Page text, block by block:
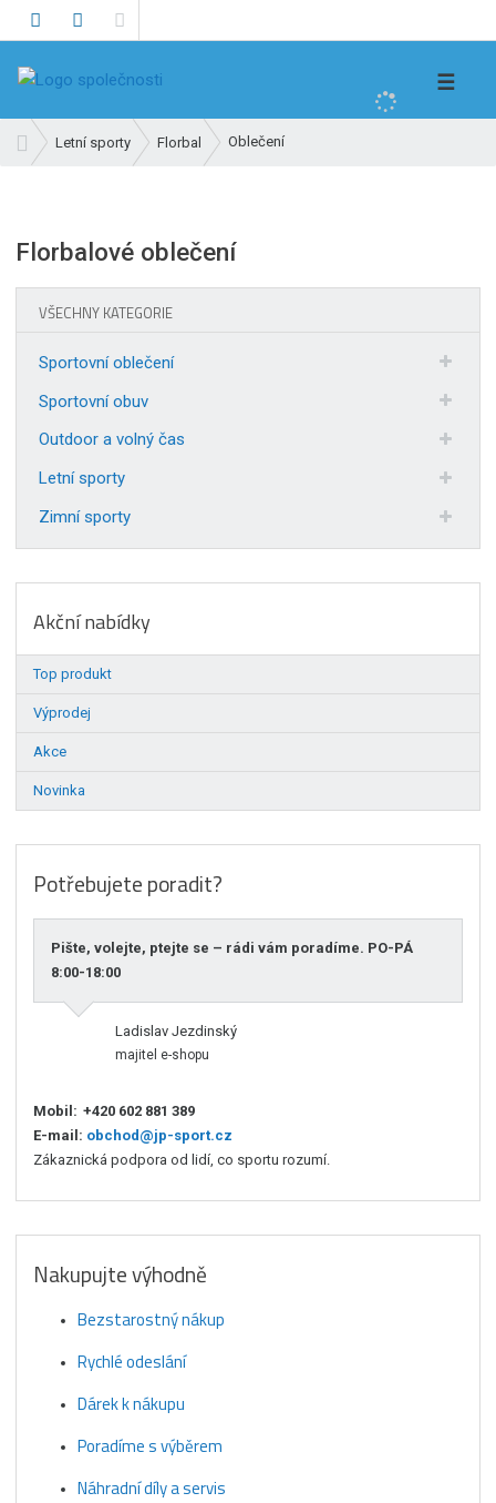
☰
v
n
s
Letní sporty Florbal Oblečení
Florbalové oblečení
VŠECHNY KATEGORIE
Sportovní oblečení
Sportovní obuv
Outdoor a volný čas
Letní sporty
Zimní sporty
Akční nabídky
Top produkt
Výprodej
Akce
Novinka
Potřebujete poradit?
Pište, volejte, ptejte se – rádi vám poradíme. PO-PÁ
8:00-18:00
Ladislav Jezdinský
majitel e-shopu
Mobil: +420 602 881 389
E-mail: obchod@jp-sport.cz
Zákaznická podpora od lidí, co sportu rozumí.
Nakupujte výhodně
Bezstarostný nákup
Rychlé odeslání
Dárek k nákupu
Poradíme s výběrem
Náhradní díly a servis